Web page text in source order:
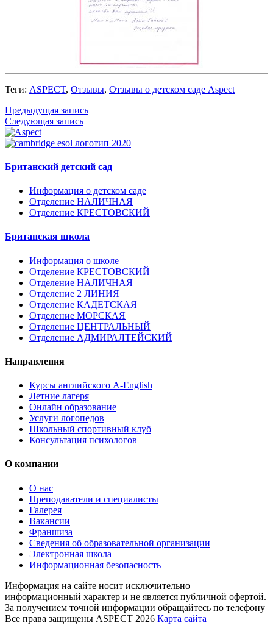
Теги: ASPECT, Отзывы, Отзывы о детском саде Aspect
Предыдущая запись
Следующая запись
Британский детский сад
Информация о детском саде
Отделение НАЛИЧНАЯ
Отделение КРЕСТОВСКИЙ
Британская школа
Информация о школе
Отделение КРЕСТОВСКИЙ
Отделение НАЛИЧНАЯ
Отделение 2 ЛИНИЯ
Отделение КАДЕТСКАЯ
Отделение МОРСКАЯ
Отделение ЦЕНТРАЛЬНЫЙ
Отделение АДМИРАЛТЕЙСКИЙ
Направления
Курсы английского A-English
Летние лагеря
Онлайн образование
Услуги логопедов
Школьный спортивный клуб
Консультация психологов
О компании
О нас
Преподаватели и специалисты
Галерея
Вакансии
Франшиза
Сведения об образовательной организации
Электронная школа
Информационная безопасность
Информация на сайте носит исключительно
информационный характер и не является публичной офертой.
За получением точной информации обращайтесь по телефону
Все права защищены ASPECT 2026 Карта сайта